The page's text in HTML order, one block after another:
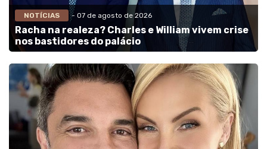
NOTÍCIAS - 07 de agosto de 2026
Racha na realeza? Charles e William vivem crise
nos bastidores do palácio